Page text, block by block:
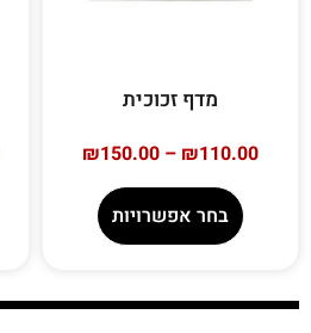
מדף זכוכית
₪110.00
–
₪150.00
בחר אפשרויות